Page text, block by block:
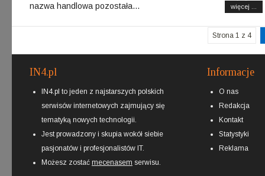
nazwa handlowa pozostała...
więcej ...
Strona 1 z 4
IN4.pl
IN4.pl to jeden z najstarszych polskich
serwisów internetowych zajmujący się
tematyką nowych technologii.
Jest prowadzony i skupia wokół siebie
pasjonatów i profesjonalistów IT.
Możesz zostać mecenasem serwisu.
Informacje
O nas
Redakcja
Kontakt
Statystyki
Reklama